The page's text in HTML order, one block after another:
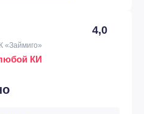
4,0
«Займиго»
КИ